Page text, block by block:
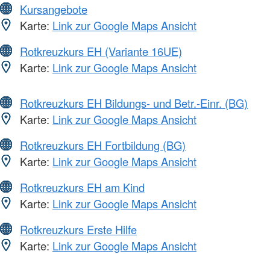
Kursangebote
Karte: Link zur Google Maps Ansicht
Rotkreuzkurs EH (Variante 16UE)
Karte: Link zur Google Maps Ansicht
Rotkreuzkurs EH Bildungs- und Betr.-Einr. (BG)
Karte: Link zur Google Maps Ansicht
Rotkreuzkurs EH Fortbildung (BG)
Karte: Link zur Google Maps Ansicht
Rotkreuzkurs EH am Kind
Karte: Link zur Google Maps Ansicht
Rotkreuzkurs Erste Hilfe
Karte: Link zur Google Maps Ansicht